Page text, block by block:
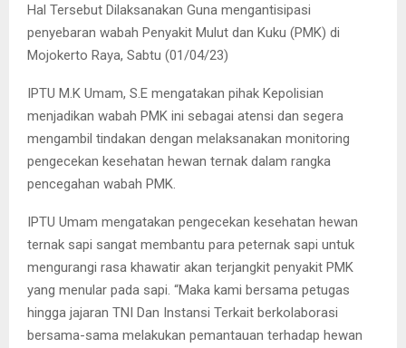
Hal Tersebut Dilaksanakan Guna mengantisipasi
penyebaran wabah Penyakit Mulut dan Kuku (PMK) di
Mojokerto Raya, Sabtu (01/04/23)
IPTU M.K Umam, S.E mengatakan pihak Kepolisian
menjadikan wabah PMK ini sebagai atensi dan segera
mengambil tindakan dengan melaksanakan monitoring
pengecekan kesehatan hewan ternak dalam rangka
pencegahan wabah PMK.
IPTU Umam mengatakan pengecekan kesehatan hewan
ternak sapi sangat membantu para peternak sapi untuk
mengurangi rasa khawatir akan terjangkit penyakit PMK
yang menular pada sapi. “Maka kami bersama petugas
hingga jajaran TNI Dan Instansi Terkait berkolaborasi
bersama-sama melakukan pemantauan terhadap hewan